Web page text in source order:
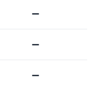
➖
➖
➖